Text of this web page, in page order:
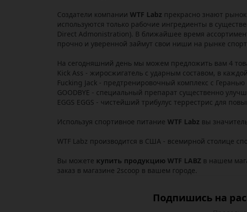
Создатели компании WTF Labz прекрасно знают
используются только рабочие ингредиенты в
Direct Admonistration). В ближайшее время
прочно и уверенной займут свои ниши на рынке
На сегодняшний день мы можем предложить вам 4
Kick Ass - жиросжигатель с ударным составом, в
Fucking Jack - предтренировочный комплекс с
GOODBYE - специальный препарат существенно
EGGS EGGS - чистейший трибулус террестрис для
Используя спортивное питание WTF Labz вы
WTF Labz производится в США - всемирной столице
Вы можете купить продукцию WTF LABZ в нашем
заказ в магазине 2scoop в вашем городе.
Подпишись на